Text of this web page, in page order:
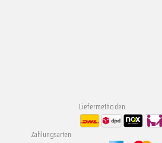
Liefermethoden
Zahlungsarten